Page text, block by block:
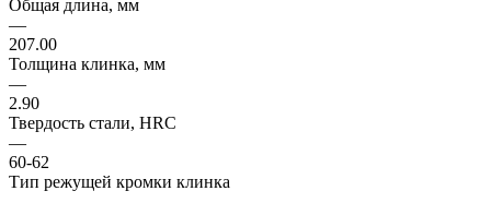
Общая длина, мм
—
207.00
Толщина клинка, мм
—
2.90
Твердость стали, HRC
—
60-62
Тип режущей кромки клинка